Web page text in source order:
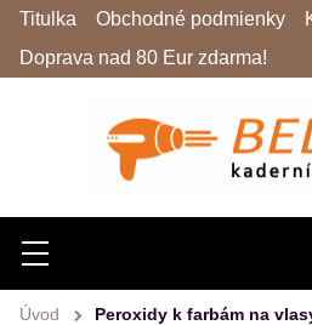
Hľadať
Menu
Titulka Obchodné podmienky
Doprava nad 80 Eur zdarma!
Úvod Peroxidy k farbám na